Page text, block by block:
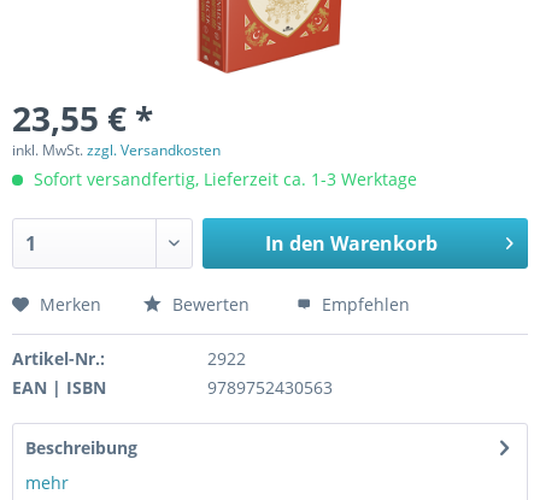
23,55 € *
inkl. MwSt.zzgl. Versandkosten
Sofort versandfertig, Lieferzeit ca. 1-3 Werktage
In den Warenkorb
Merken Bewerten Empfehlen
Artikel-Nr.:
2922
EAN | ISBN
9789752430563
Beschreibung
mehr